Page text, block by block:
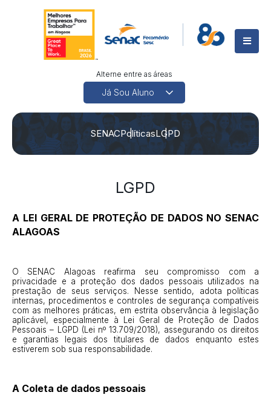
Alterne entre as áreas
SENACPolíticasLGPD
LGPD
A LEI GERAL DE PROTEÇÃO DE DADOS NO SENAC
ALAGOAS
O SENAC Alagoas reafirma seu compromisso com a
privacidade e a proteção dos dados pessoais utilizados na
prestação de seus serviços. Nesse sentido, adota políticas
internas, procedimentos e controles de segurança compatíveis
com as melhores práticas, em estrita observância à legislação
aplicável, especialmente à Lei Geral de Proteção de Dados
Pessoais – LGPD (Lei nº 13.709/2018), assegurando os direitos
e garantias legais dos titulares de dados enquanto estes
estiverem sob sua responsabilidade.
A Coleta de dados pessoais